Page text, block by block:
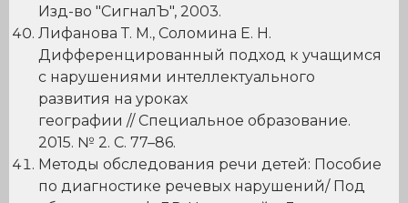
Изд-во "СигналЪ", 2003.
Лифанова Т. М., Соломина Е. Н.
Дифференцированный подход к учащимся
с нарушениями интеллектуального
развития на уроках
географии // Специальное образование.
2015. № 2. С. 77–86.
Методы обследования речи детей: Пособие
по диагностике речевых нарушений/ Под